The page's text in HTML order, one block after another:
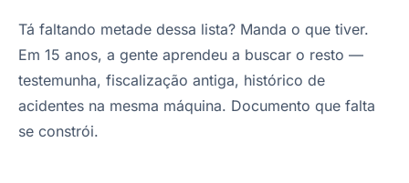
Tá faltando metade dessa lista? Manda o que tiver.
Em 15 anos, a gente aprendeu a buscar o resto —
testemunha, fiscalização antiga, histórico de
acidentes na mesma máquina. Documento que falta
se constrói.